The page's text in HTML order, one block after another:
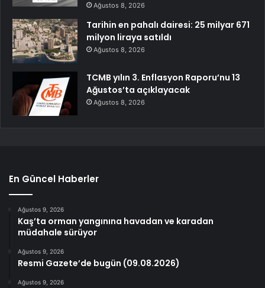
Ağustos 8, 2026
Tarihin en pahalı dairesi: 25 milyar 671
milyon liraya satıldı
Ağustos 8, 2026
TCMB yılın 3. Enflasyon Raporu’nu 13
Ağustos’ta açıklayacak
Ağustos 8, 2026
En Güncel Haberler
Ağustos 9, 2026
Kaş’ta orman yangınına havadan ve karadan
müdahale sürüyor
Ağustos 9, 2026
Resmi Gazete’de bugün (09.08.2026)
Ağustos 9, 2026